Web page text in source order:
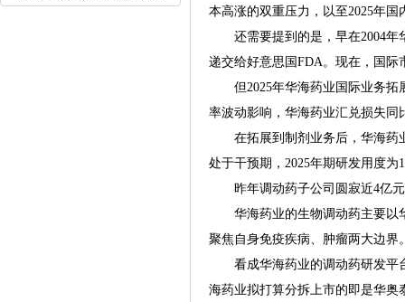
本高涨的双重压力，以至2025年
还需要提到的是，早在2004年
递交给好意思国FDA。现在，国
但2025年华海药业国际业务拓展
率波动影响，华海药业汇兑损失同
在拓展到制剂业务后，华海药业
处于干预期，2025年期研发用度为
昨年调动药子公司圆寂近4亿元
华海药业的生物调动药主要以华
聚焦自身免疫疾病、肿瘤两大边界
看成华海药业的调动药研发平台
海药业拟打算分拆上市的即是华奥